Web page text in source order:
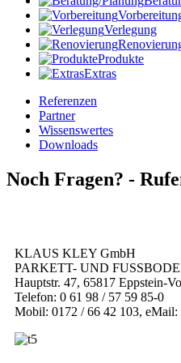
Verlegung
Produkte
Extras
Referenzen
Partner
Wissenswertes
Downloads
Noch Fragen? -
KLAUS KLEY GmbH
PARKETT- UND
Hauptstr. 47, 65817 Eppstein-
Telefon: 0 61 98 / 57 59 85-0
Mobil: 0172 / 66 42 103, eMail: